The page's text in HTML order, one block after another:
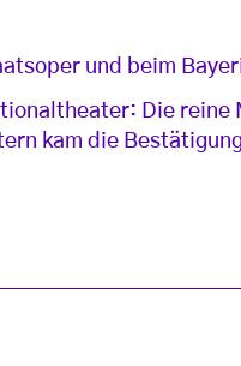
und beim
Die
kam die